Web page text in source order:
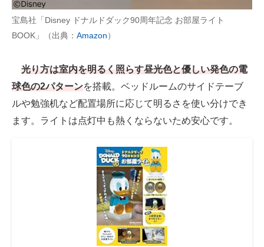
宝島社「Disney ドナルドダック90周年記念 お部屋ライト
BOOK」（出典： Amazon）
光り方は室内を明るく照らす昼光色と優しい発色の電
球色の2パターンを搭載。ベッドルームのサイドテーブ
ルや勉強机など配置場所に応じて明るさを使い分けでき
ます。ライトは点灯中も熱くならないため安心です。